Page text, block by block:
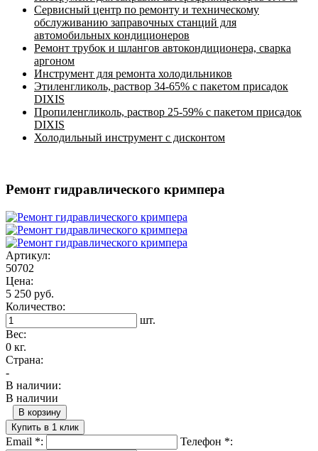
Сервисный центр по ремонту и техническому
обслуживанию заправочных станций для
автомобильных кондиционеров
Ремонт трубок и шлангов автокондиционера, сварка
аргоном
Инструмент для ремонта холодильников
Этиленгликоль, раствор 34-65% с пакетом присадок
DIXIS
Пропиленгликоль, раствор 25-59% с пакетом присадок
DIXIS
Холодильный инструмент с дисконтом
Ремонт гидравлического кримпера
Артикул:
50702
Цена:
5 250 руб.
Количество:
шт.
Вес:
0 кг.
Страна:
-
В наличии:
В наличии
В корзину
Купить в 1 клик
Email *: Телефон *: